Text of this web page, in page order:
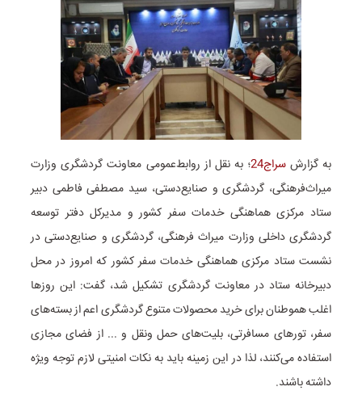
به گزارشسراج24
؛ به نقل از روابط‌عمومی معاونت گردشگری وزارت
میراث‌فرهنگی، گردشگری و صنایع‌دستی، سید مصطفی فاطمی دبیر
ستاد مرکزی هماهنگی خدمات سفر کشور و مدیرکل دفتر توسعه
گردشگری داخلی وزارت میراث فرهنگی، گردشگری و صنایع‌دستی در
نشست ستاد مرکزی هماهنگی خدمات سفر کشور که امروز در محل
دبیرخانه ستاد در معاونت گردشگری تشکیل شد، گفت: این روز‌ها
اغلب هموطنان برای خرید محصولات متنوع گردشگری اعم از بسته‌های
سفر، تور‌های مسافرتی، بلیت‌های حمل ونقل و ... از فضای مجازی
استفاده می‌کنند، لذا در این زمینه باید به نکات امنیتی لازم توجه ویژه
داشته باشند.